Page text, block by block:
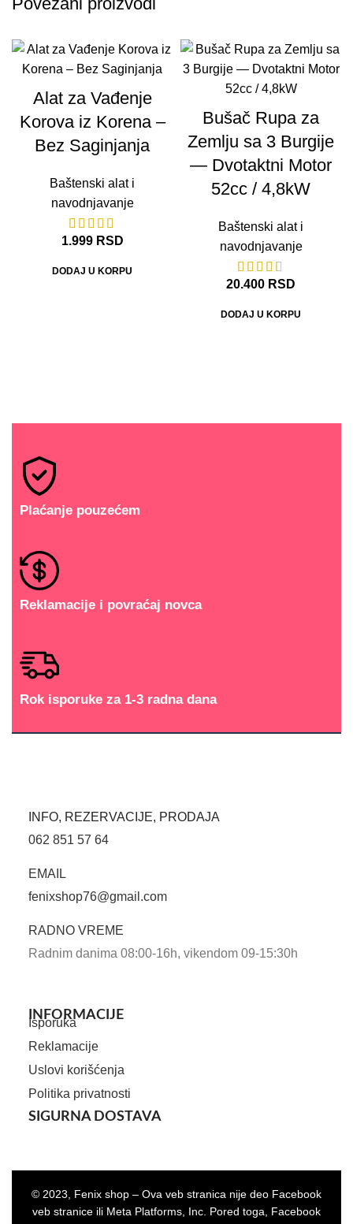
Alat za Vađenje
Korova iz Korena –
Bez Saginjanja
Baštenski alat i
navodnjavanje
1.999 RSD
DODAJ U KORPU
Bušač Rupa za
Zemlju sa 3 Burgije
— Dvotaktni Motor
52cc / 4,8kW
Baštenski alat i
navodnjavanje
20.400 RSD
DODAJ U KORPU
Plaćanje pouzećem
Reklamacije i povraćaj novca
Rok isporuke za 1-3 radna dana
INFO, REZERVACIJE, PRODAJA
062 851 57 64
EMAIL
fenixshop76@gmail.com
RADNO VREME
Radnim danima 08:00-16h, vikendom 09-15:30h
INFORMACIJE
Isporuka
Reklamacije
Uslovi korišćenja
Politika privatnosti
SIGURNA DOSTAVA
© 2023, Fenix shop – Ova veb stranica nije deo Facebook
veb stranice ili Meta Platforms, Inc. Pored toga, Facebook